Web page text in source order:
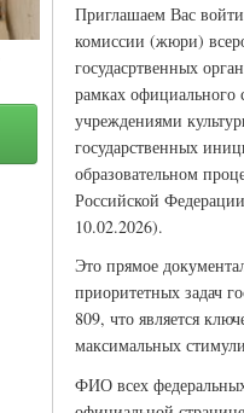
Приглашаем Вас
комиссии (жюри)
госудасртвенных
рамках официального
учреждениями
государственных
образовательном
Российской
10.02.2026).
Это прямое
приоритетных задач
809, что является
максимальных
ФИО всех